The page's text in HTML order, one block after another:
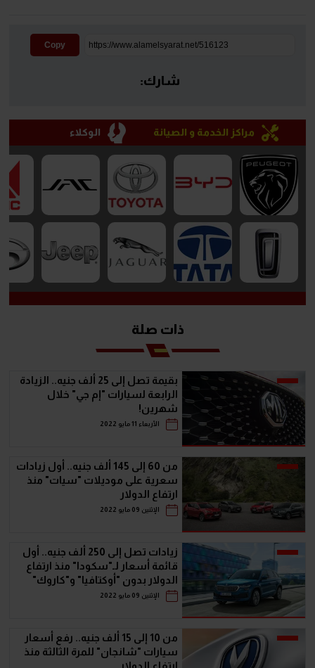
Copy
شارك:
مراكز الخدمة و الصيانة الوكلاء
ذات صلة
بقيمة تصل إلى 25 ألف جنيه.. الزيادة
الرابعة لسيارات "إم جي" خلال
شهرين!
الأربعاء 11 مايو 2022
من 60 إلى 145 ألف جنيه.. أول زيادات
سعرية على موديلات "سيات" منذ
ارتفاع الدولار
الإثنين 09 مايو 2022
زيادات تصل إلى 250 ألف جنيه.. أول
قائمة أسعار لـ"سكودا" منذ ارتفاع
الدولار بدون "أوكتافيا" و"كاروك"
الإثنين 09 مايو 2022
من 10 إلى 15 ألف جنيه.. رفع أسعار
سيارات "شانجان" للمرة الثالثة منذ